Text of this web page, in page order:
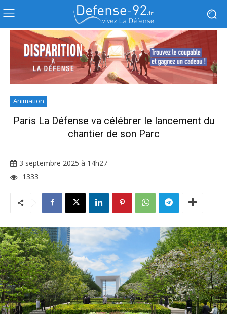
Animation
Paris La Défense va célébrer le lancement du
chantier de son Parc
3 septembre 2025 à 14h27
1333